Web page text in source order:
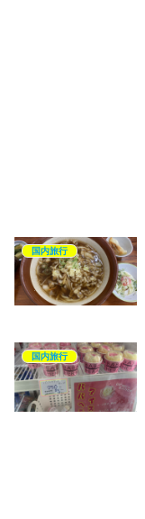
国内旅行
国内旅行